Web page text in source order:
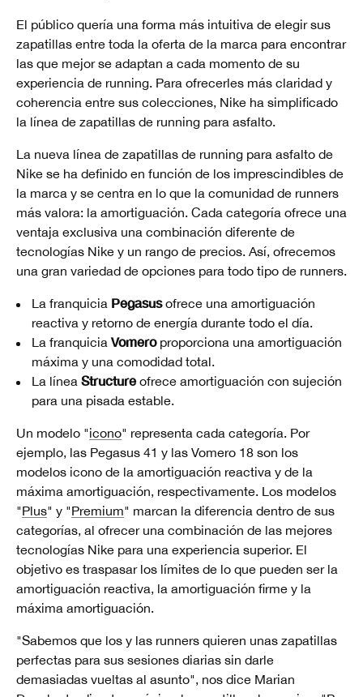
El público quería una forma más intuitiva de elegir sus
zapatillas entre toda la oferta de la marca para encontrar
las que mejor se adaptan a cada momento de su
experiencia de running. Para ofrecerles más claridad y
coherencia entre sus colecciones, Nike ha simplificado
la línea de zapatillas de running para asfalto.
La nueva línea de zapatillas de running para asfalto de
Nike se ha definido en función de los imprescindibles de
la marca y se centra en lo que la comunidad de runners
más valora: la amortiguación. Cada categoría ofrece una
ventaja exclusiva una combinación diferente de
tecnologías Nike y un rango de precios. Así, ofrecemos
una gran variedad de opciones para todo tipo de runners.
La franquicia Pegasusofrece una amortiguación
reactiva y retorno de energía durante todo el día.
La franquicia Vomeroproporciona una amortiguación
máxima y una comodidad total.
La línea Structureofrece amortiguación con sujeción
para una pisada estable.
Un modelo "icono" representa cada categoría. Por
ejemplo, las Pegasus 41 y las Vomero 18 son los
modelos icono de la amortiguación reactiva y de la
máxima amortiguación, respectivamente. Los modelos
"Plus" y "Premium" marcan la diferencia dentro de sus
categorías, al ofrecer una combinación de las mejores
tecnologías Nike para una experiencia superior. El
objetivo es traspasar los límites de lo que pueden ser la
amortiguación reactiva, la amortiguación firme y la
máxima amortiguación.
"Sabemos que los y las runners quieren unas zapatillas
perfectas para sus sesiones diarias sin darle
demasiadas vueltas al asunto", nos dice Marian